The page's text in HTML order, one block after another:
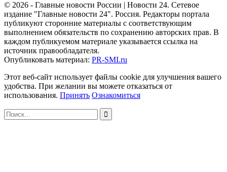
© 2026 - Главные новости России | Новости 24. Сетевое
издание "Главные новости 24". Россия. Редакторы портала
публикуют сторонние материалы с соответствующим
выполнением обязательств по сохранению авторских прав. В
каждом публикуемом материале указывается ссылка на
источник правообладателя.
Опубликовать материал: PR-SMI.ru
Этот веб-сайт использует файлы cookie для улучшения вашего
удобства. При желании вы можете отказаться от
использования. Принять Ознакомиться